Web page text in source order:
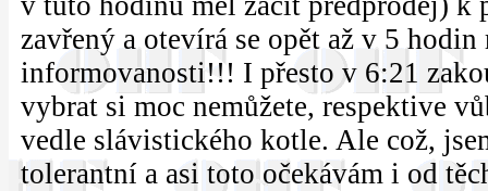
zavřený a otevírá se opět až v 5
informovanosti!!! I přesto v 6:21
vybrat si moc nemůžete, respektive
vedle slávistického kotle. Ale což,
tolerantní a asi toto očekávám i od